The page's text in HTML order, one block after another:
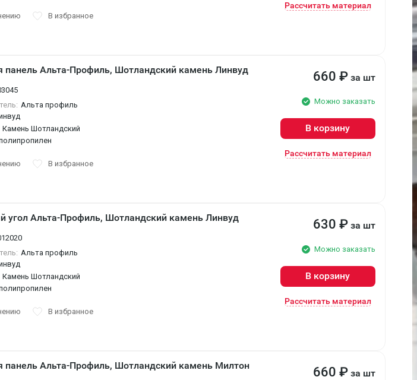
В избранное
Рассчитать материал
панель Альта-Профиль, Шотландский камень Линвуд
Альта профиль
Камень Шотландский
В избранное
660 ₽ за шт
Можно заказать
В корзину
Рассчитать материал
угол Альта-Профиль, Шотландский камень Линвуд
Альта профиль
Камень Шотландский
В избранное
630 ₽ за шт
Можно заказать
В корзину
Рассчитать материал
панель Альта-Профиль, Шотландский камень Милтон 660 ₽ за шт